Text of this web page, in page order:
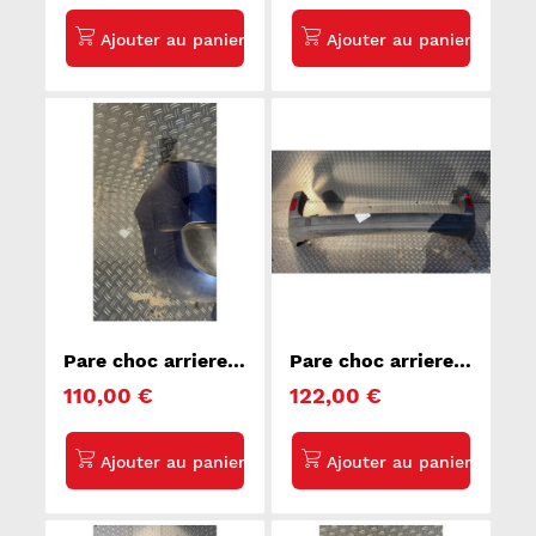
Pare choc arriere
110,00 €
Pare choc arriere
2
122,00 €